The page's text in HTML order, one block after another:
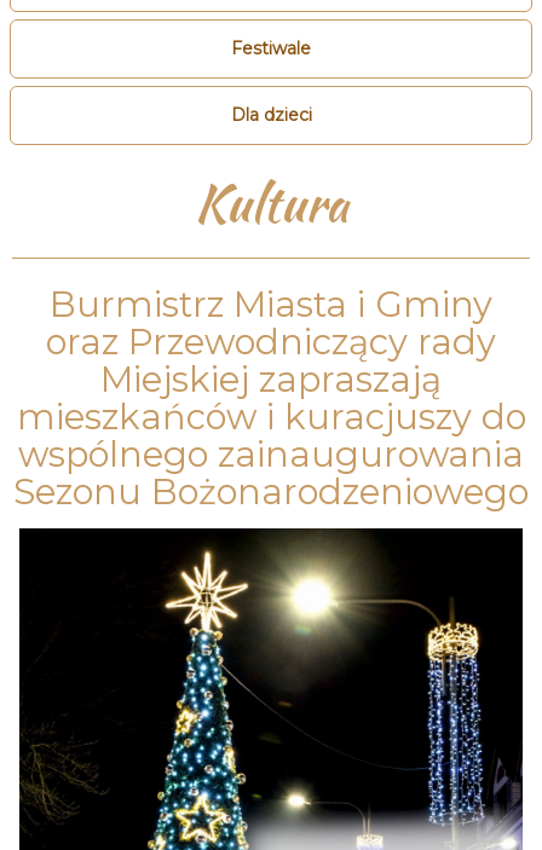
Festiwale
Dla dzieci
Kultura
Burmistrz Miasta i Gminy
oraz Przewodniczący rady
Miejskiej zapraszają
mieszkańców i kuracjuszy do
wspólnego zainaugurowania
Sezonu Bożonarodzeniowego